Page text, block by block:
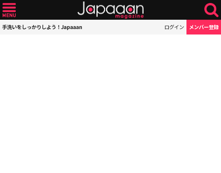
手洗いをしっかりしよう！Japaaan ログイン メンバー登録